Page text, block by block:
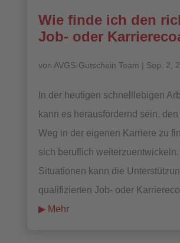
Wie finde ich den
Job- oder
von AVGS-Gutschein Team | Sep. 2,
In der heutigen schnelllebigen
kann es herausfordernd sein,
Weg in der eigenen Karriere zu
sich beruflich
Situationen kann die
qualifizierten Job- oder
mehr lesen